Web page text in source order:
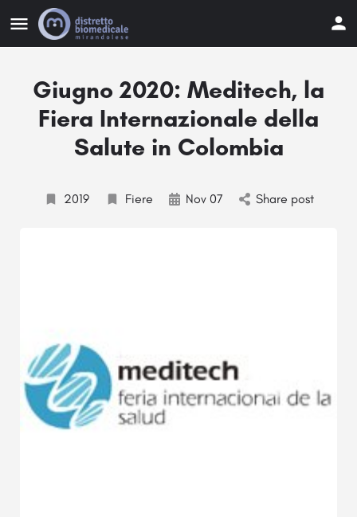
Giugno 2020: Meditech, la
Fiera Internazionale della
Salute in Colombia
2019 Fiere Nov 07 Share post